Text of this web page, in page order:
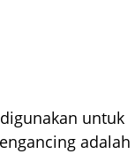
untuk
adalah